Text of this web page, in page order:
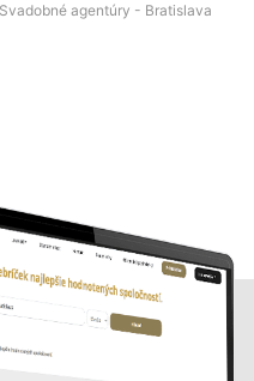
agentúry - Bratislava